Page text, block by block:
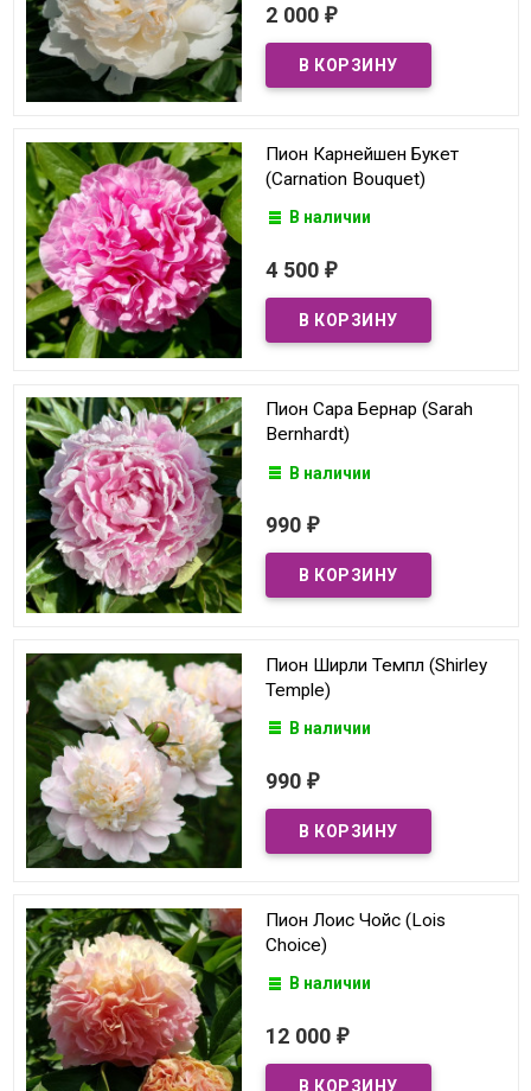
2 000 ₽
Пион Карнейшен Букет
(Carnation Bouquet)
В наличии
4 500 ₽
Пион Сара Бернар (Sarah
Bernhardt)
В наличии
990 ₽
Пион Ширли Темпл (Shirley
Temple)
В наличии
990 ₽
Пион Лоис Чойс (Lois
Choice)
В наличии
12 000 ₽